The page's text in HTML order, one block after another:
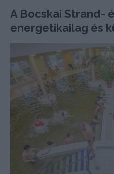
A Bocskai Strand-
energetikailag és